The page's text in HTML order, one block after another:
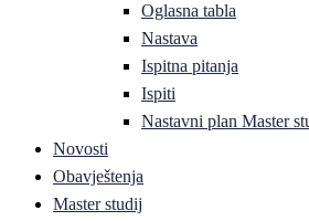
Oglasna tabla
Nastava
Ispitna pitanja
Ispiti
Nastavni plan Master
Novosti
Obavještenja
Master studij